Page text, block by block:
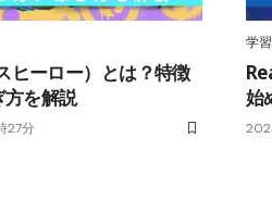
ヒーロー）とは？特徴
を解説
27分
学習
始